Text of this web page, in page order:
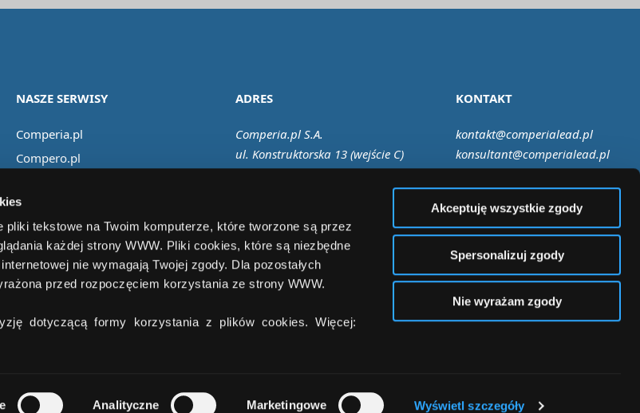
pliki tekstowe na Twoim komputerze, które tworzone są przez
każdej strony WWW. Pliki cookies, które są niezbędne
nie wymagają Twojej zgody. Dla pozostałych
przed rozpoczęciem korzystania ze strony WWW.
dotyczącą formy korzystania z plików cookies. Więcej:
Analityczne Marketingowe Wyświetl szczegóły
Akceptuję wszystkie zgody
Spersonalizuj zgody
Nie wyrażam zgody
NASZE SERWISY
Comperia.pl
Compero.pl
Comperiaraty.pl
Comperiaubezpieczenia.pl
ADRES
Comperia.pl S.A.
ul. Konstruktorska 13 (wejście C)
02-673 Warszawa
KONTAKT
kontakt@comperialead.pl
konsultant@comperialead.pl